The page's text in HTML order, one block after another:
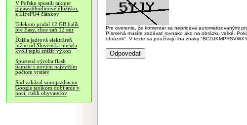
V Poľsku spustili takmer
gigawatthodinové úložisko,
z LiFePO4 článkov
Telekom pridal 12 GB balík
pre Easy, chce zaň 12 eur
Ďalšia jadrová elektráreň
južne od Slovenska musela
kvôli teplu znížiť výkon
Spustená výroba flash
pamäte s novým najvyšším
počtom vrstiev
Súd zakázal samojazdiacim
Google taxíkom dobíjanie v
noci, rušili obyvateľov
Pre overenie, že komentár sa nepridáva automatizovanými
Písmená musíte zadávať rovnako ako na obrázku veľké.
obrázok". V texte sa používajú iba znaky